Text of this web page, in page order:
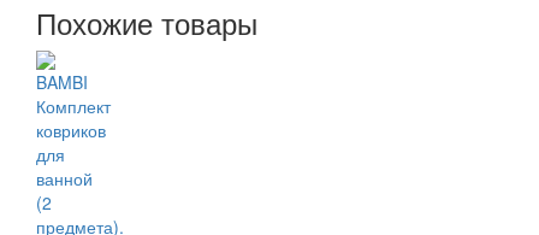
Похожие товары